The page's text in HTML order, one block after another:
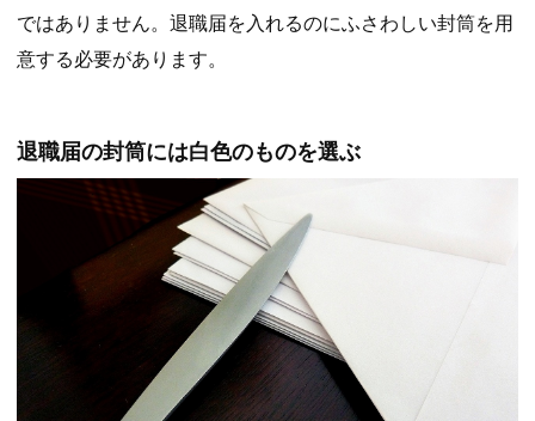
ではありません。退職届を入れるのにふさわしい封筒を用
意する必要があります。
退職届の封筒には白色のものを選ぶ